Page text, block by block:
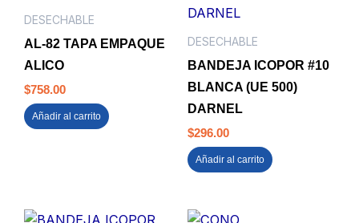
DESECHABLE
AL-82 TAPA EMPAQUE
ALICO
$758.00
Añadir al carrito
DESECHABLE
BANDEJA ICOPOR #10
BLANCA (UE 500)
DARNEL
$296.00
Añadir al carrito